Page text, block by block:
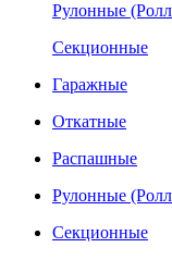
Рулонные
Секционные
Гаражные
Откатные
Распашные
Рулонные
Секционные